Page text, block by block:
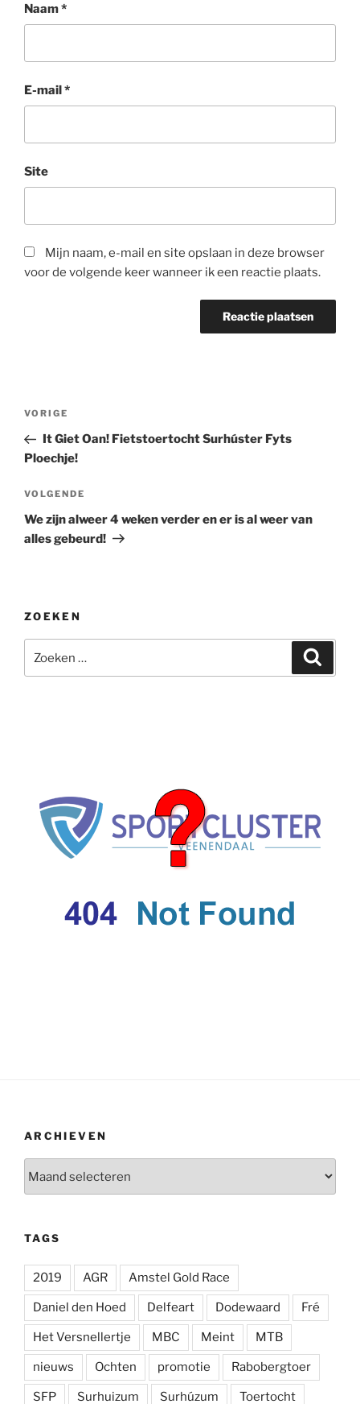
Naam*
E-mail*
Site
Mijn naam, e-mail en site opslaan in deze browser
voor de volgende keer wanneer ik een reactie plaats.
Bericht
Vorig
bericht
VORIGE
It Giet Oan! Fietstoertocht Surhúster Fyts
Ploechje!
Volgend
bericht
VOLGENDE
We zijn alweer 4 weken verder en er is al weer van
alles gebeurd!
ZOEKEN
naar:
ARCHIEVEN
TAGS
2019 AGR Amstel Gold Race
Daniel den Hoed Delfeart Dodewaard Fré
Het Versnellertje MBC Meint MTB
nieuws Ochten promotie Rabobergtoer
SFP Surhuizum Surhúzum Toertocht